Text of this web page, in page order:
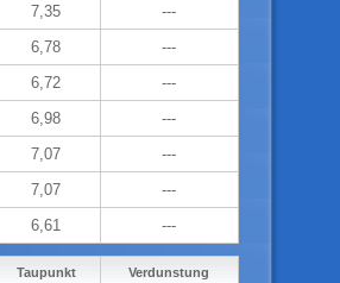
7,35
---
6,78
---
6,72
---
6,98
---
7,07
---
7,07
---
6,61 ---
Taupunkt
Verdunstung